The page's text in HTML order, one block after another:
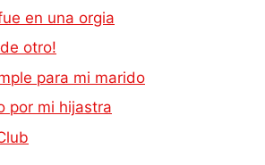
en una orgia
otro!
para mi marido
por mi hijastra